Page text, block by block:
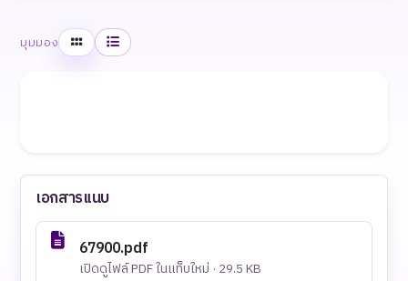
มุมมอง ตารางรายการ
เอกสารแนบ
67900.pdf
เปิดดูไฟล์ PDF ในแท็บใหม่ · 29.5 KB